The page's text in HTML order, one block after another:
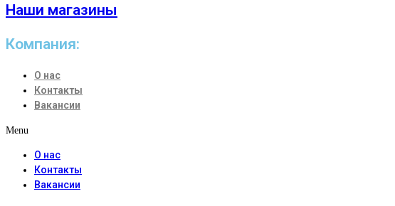
Наши магазины
Компания:
О нас
Контакты
Вакансии
Menu
О нас
Контакты
Вакансии